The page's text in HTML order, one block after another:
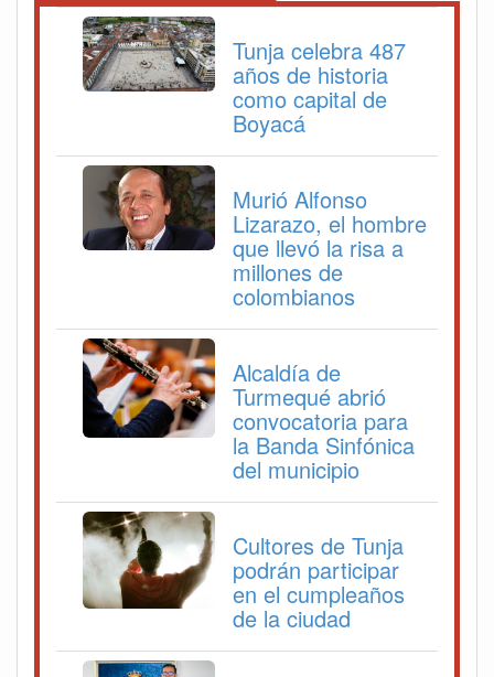
Tunja celebra 487
años de historia
como capital de
Boyacá
Murió Alfonso
Lizarazo, el hombre
que llevó la risa a
millones de
colombianos
Alcaldía de
Turmequé abrió
convocatoria para
la Banda Sinfónica
del municipio
Cultores de Tunja
podrán participar
en el cumpleaños
de la ciudad